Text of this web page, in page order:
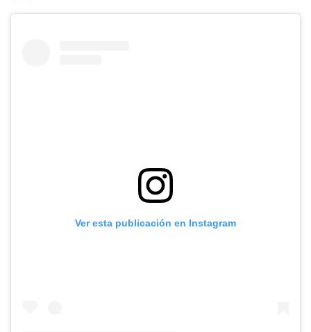
Ver esta publicación en Instagram